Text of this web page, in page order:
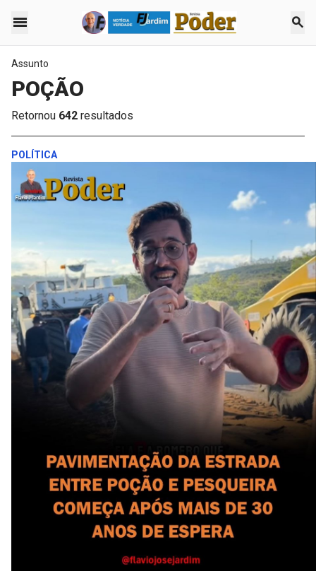
menu search
Assunto
POÇÃO
Retornou 642 resultados
POLÍTICA